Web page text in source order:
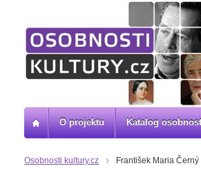
Osobnosti kultury.cz František Maria Černý
O projektu Katalog